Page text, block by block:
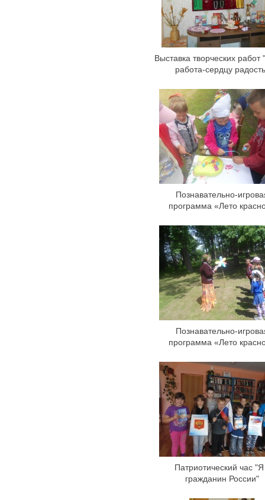
Выставка творческих работ
работа-сердцу
Познавательно-
программа «Лето
Познавательно-
программа «Лето
Патриотический час
гражданин России"